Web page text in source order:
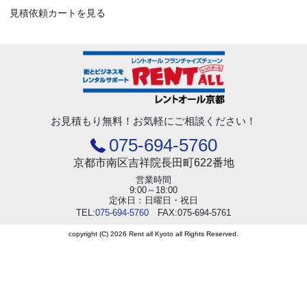
見積依頼カートを見る
お見積もり無料！ お気軽にご相談ください！
075-694-5760
京都市南区吉祥院長田町622番地
営業時間
9:00～18:00
定休日：日曜日・祝日
TEL:075-694-5760 FAX:075-694-5761
copyright (C) 2026 Rent all Kyoto all Rights Reserved.